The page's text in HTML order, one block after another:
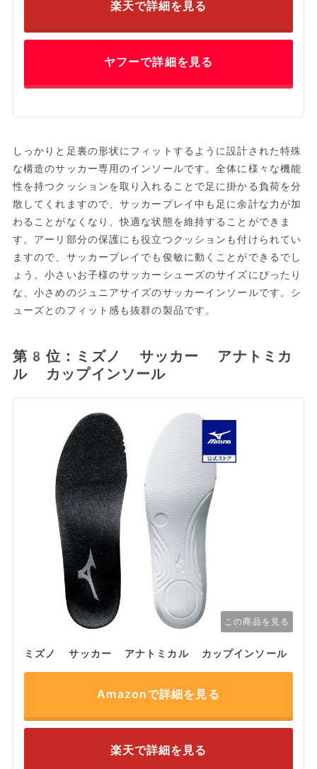
楽天で詳細を見る
ヤフーで詳細を見る
しっかりと足裏の形状にフィットするように設計された特殊
な構造のサッカー専用のインソールです。全体に様々な機能
性を持つクッションを取り入れることで足に掛かる負荷を分
散してくれますので、サッカープレイ中も足に余計な力が加
わることがなくなり、快適な状態を維持することができま
す。アーリ部分の保護にも役立つクッションも付けられてい
ますので、サッカープレイでも俊敏に動くことができるでし
ょう。小さいお子様のサッカーシューズのサイズにぴったり
な、小さめのジュニアサイズのサッカーインソールです。シ
ューズとのフィット感も抜群の製品です。
第8位：ミズノ サッカー アナトミカ
ル カップインソール
この商品を見る
ミズノ サッカー アナトミカル カップインソール
Amazonで詳細を見る
楽天で詳細を見る